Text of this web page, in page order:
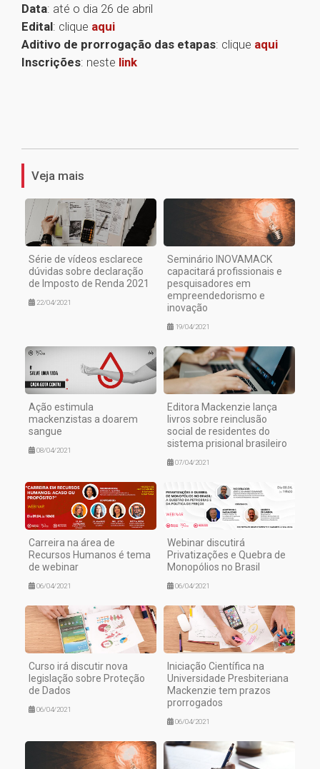
Data: até o dia 26 de abril
Edital: clique aqui
Aditivo de prorrogação das etapas: clique aqui
Inscrições: neste link
Veja mais
Série de vídeos esclarece
dúvidas sobre declaração
de Imposto de Renda 2021
22/04/2021
Seminário INOVAMACK
capacitará profissionais e
pesquisadores em
empreendedorismo e
inovação
19/04/2021
Ação estimula
mackenzistas a doarem
sangue
08/04/2021
Editora Mackenzie lança
livros sobre reinclusão
social de residentes do
sistema prisional brasileiro
07/04/2021
Carreira na área de
Recursos Humanos é tema
de webinar
06/04/2021
Webinar discutirá
Privatizações e Quebra de
Monopólios no Brasil
06/04/2021
Curso irá discutir nova
legislação sobre Proteção
de Dados
06/04/2021
Iniciação Científica na
Universidade Presbiteriana
Mackenzie tem prazos
prorrogados
06/04/2021